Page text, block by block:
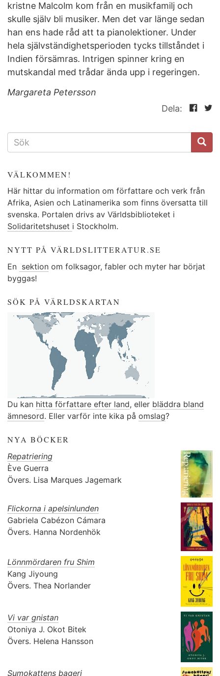
kristne Malcolm kom från en musikfamilj och
skulle själv bli musiker. Men det var länge sedan
han ens hade råd att ta pianolektioner. Under
hela självständighetsperioden tycks tillståndet i
Indien försämras. Intrigen spinner kring en
mutskandal med trådar ända upp i regeringen.
Margareta Petersson
Dela:
SÖKFORMULÄR
VÄLKOMMEN!
Här hittar du information om författare och verk från
Afrika, Asien och Latinamerika som finns översatta till
svenska. Portalen drivs av Världsbiblioteket i
Solidaritetshuset i Stockholm.
NYTT PÅ VÄRLDSLITTERATUR.SE
En sektion om folksagor, fabler och myter har börjat
byggas!
SÖK PÅ VÄRLDSKARTAN
Du kan hitta författare efter land, eller bläddra bland
ämnesord. Eller varför inte kika på omslag?
NYA BÖCKER
Repatriering
Ève Guerra
Övers. Lisa Marques Jagemark
Flickorna i apelsinlunden
Gabriela Cabézon Cámara
Övers. Hanna Nordenhök
Lönnmördaren fru Shim
Kang Jiyoung
Övers. Thea Norlander
Vi var gnistan
Otoniya J. Okot Bitek
Övers. Helena Hansson
Sumokattens bageri